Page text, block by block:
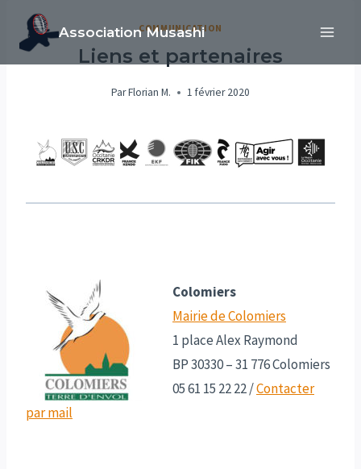
Association Musashi
COMMUNICATION
Liens et partenaires
ParFlorian M. 1 février 2020
Colomiers
Mairie de Colomiers
1 place Alex Raymond
BP 30330 – 31 776 Colomiers
05 61 15 22 22 /Contacter
par mail